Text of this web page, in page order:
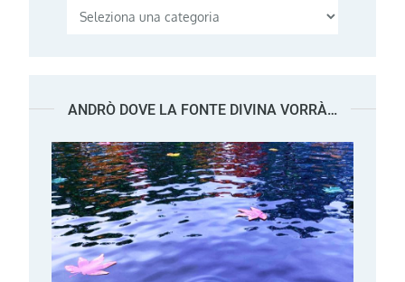
Categorie
ANDRÒ DOVE LA FONTE DIVINA VORRÀ…